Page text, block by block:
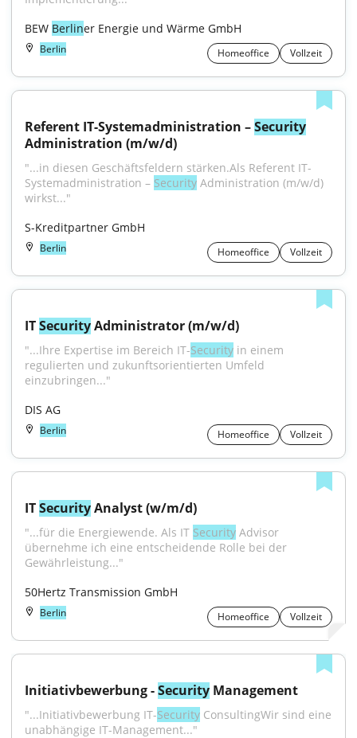
BEW Berliner Energie und Wärme GmbH
Berlin Homeoffice Vollzeit
Referent IT-Systemadministration – Security
Administration (m/w/d)
"...in diesen Geschäftsfeldern stärken.Als Referent IT-
System­administration – Security Administration (m/w/d)
wirkst..."
S-Kreditpartner GmbH
Berlin Homeoffice Vollzeit
IT Security Administrator (m/w/d)
"...Ihre Expertise im Bereich IT-Security in einem
regulierten und zukunftsorientierten Umfeld
einzubringen..."
DIS AG
Berlin Homeoffice Vollzeit
IT Security Analyst (w/m/d)
"...für die Energiewende. Als IT Security Advisor
übernehme ich eine entscheidende Rolle bei der
Gewährleistung..."
50Hertz Transmission GmbH
Berlin Homeoffice Vollzeit
Initiativbewerbung - Security Management
"...Initiativbewerbung IT-Security ConsultingWir sind eine
unabhängige IT-Management..."